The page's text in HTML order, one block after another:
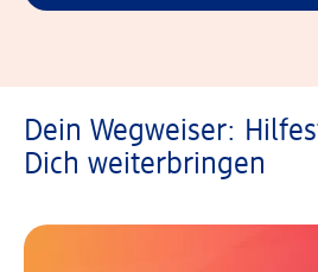
Dein Wegweiser:
Dich weiterbringen